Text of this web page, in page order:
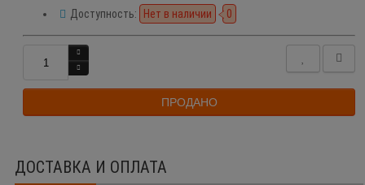
Доступность: Нет в наличии 0
ПРОДАНО
ДОСТАВКА И ОПЛАТА